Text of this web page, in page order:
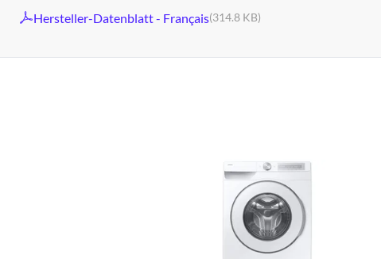
Hersteller-Datenblatt - Français(314.8 KB)